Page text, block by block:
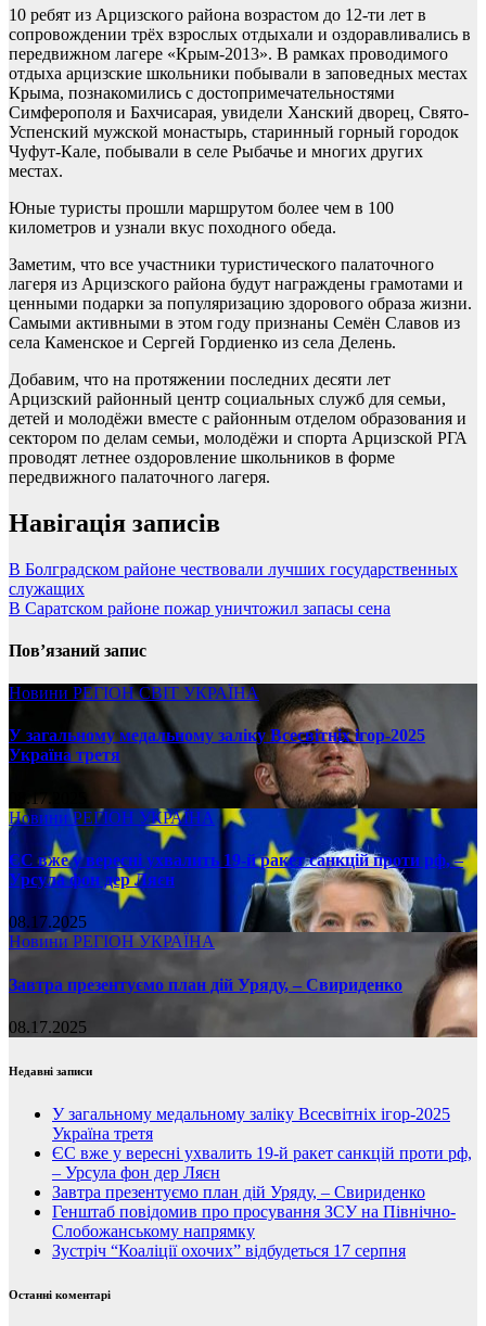
10 ребят из Арцизского района возрастом до 12-ти лет в
сопровождении трёх взрослых отдыхали и оздоравливались в
передвижном лагере «Крым-2013». В рамках проводимого
отдыха арцизские школьники побывали в заповедных местах
Крыма, познакомились с достопримечательностями
Симферополя и Бахчисарая, увидели Ханский дворец, Свято-
Успенский мужской монастырь, старинный горный городок
Чуфут-Кале, побывали в селе Рыбачье и многих других
местах.
Юные туристы прошли маршрутом более чем в 100
километров и узнали вкус походного обеда.
Заметим, что все участники туристического палаточного
лагеря из Арцизского района будут награждены грамотами и
ценными подарки за популяризацию здорового образа жизни.
Самыми активными в этом году признаны Семён Славов из
села Каменское и Сергей Гордиенко из села Делень.
Добавим, что на протяжении последних десяти лет
Арцизский районный центр социальных служб для семьи,
детей и молодёжи вместе с районным отделом образования и
сектором по делам семьи, молодёжи и спорта Арцизской РГА
проводят летнее оздоровление школьников в форме
передвижного палаточного лагеря.
Навігація записів
В Болградском районе чествовали лучших государственных
служащих
В Саратском районе пожар уничтожил запасы сена
Пов’язаний запис
Новини РЕГІОНСВІТ УКРАЇНА
У загальному медальному заліку Всесвітніх ігор-2025
Україна третя
08.17.2025
НовиниРЕГІОН УКРАЇНА
ЄС вже у вересні ухвалить 19-й ракет санкцій проти рф, –
Урсула фон дер Ляєн
08.17.2025
Новини РЕГІОН УКРАЇНА
Завтра презентуємо план дій Уряду, – Свириденко
08.17.2025
Недавні записи
У загальному медальному заліку Всесвітніх ігор-2025
Україна третя
ЄС вже у вересні ухвалить 19-й ракет санкцій проти рф,
– Урсула фон дер Ляєн
Завтра презентуємо план дій Уряду, – Свириденко
Генштаб повідомив про просування ЗСУ на Північно-
Слобожанському напрямку
Зустріч “Коаліції охочих” відбудеться 17 серпня
Останні коментарі